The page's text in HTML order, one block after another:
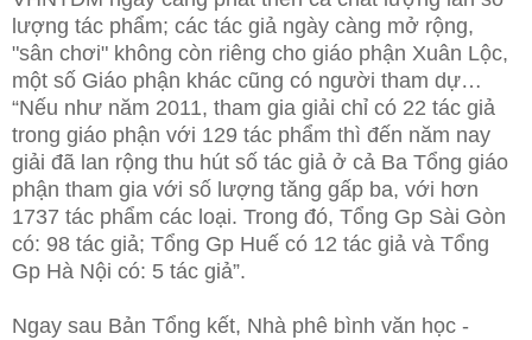
lượng tác phẩm; các tác giả ngày càng mở rộng,
"sân chơi" không còn riêng cho giáo phận Xuân Lộc,
một số Giáo phận khác cũng có người tham dự…
“Nếu như năm 2011, tham gia giải chỉ có 22 tác giả
trong giáo phận với 129 tác phẩm thì đến năm nay
giải đã lan rộng thu hút số tác giả ở cả Ba Tổng giáo
phận tham gia với số lượng tăng gấp ba, với hơn
1737 tác phẩm các loại. Trong đó, Tổng Gp Sài Gòn
có: 98 tác giả; Tổng Gp Huế có 12 tác giả và Tổng
Gp Hà Nội có: 5 tác giả”.
Ngay sau Bản Tổng kết, Nhà phê bình văn học -